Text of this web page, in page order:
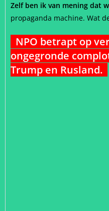
Zelf ben ik van mening dat
propaganda machine. Wat
NPO betrapt op
ongegronde
Trump en Rusland.